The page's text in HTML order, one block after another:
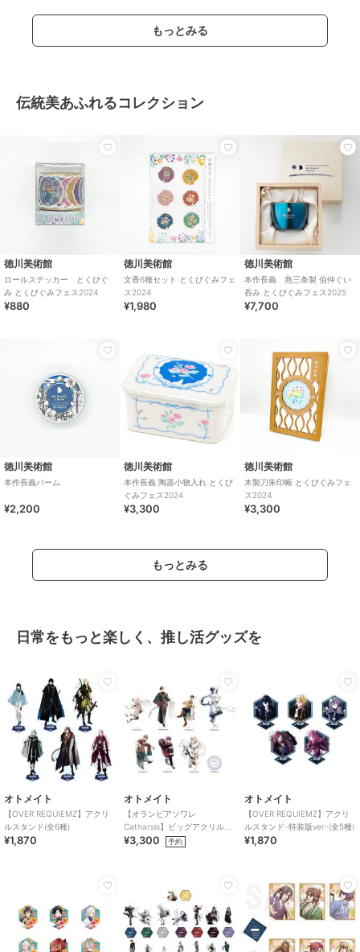
もっとみる
伝統美あふれるコレクション
徳川美術館
ロールステッカー とくびぐ
み とくびぐみフェス2024
¥880
徳川美術館
文香6種セット とくびぐみフェ
ス2024
¥1,980
徳川美術館
本作長義 燕三条製 伯仲ぐい
呑み とくびぐみフェス2025
¥7,700
徳川美術館
本作長義バーム
¥2,200
徳川美術館
本作長義 陶器小物入れ とくび
ぐみフェス2024
¥3,300
徳川美術館
木製刀朱印帳 とくびぐみフェ
ス2024
¥3,300
もっとみる
日常をもっと楽しく、推し活グッズを
オトメイト
【OVER REQUIEMZ】アクリ
ルスタンド(全6種)
¥1,870
オトメイト
【オランピアソワレ
Catharsis】ビッグアクリルス
タンド(全7種)
¥3,300 予約
オトメイト
【OVER REQUIEMZ】アクリ
ルスタンド-特装版ver-(全5種)
¥1,870